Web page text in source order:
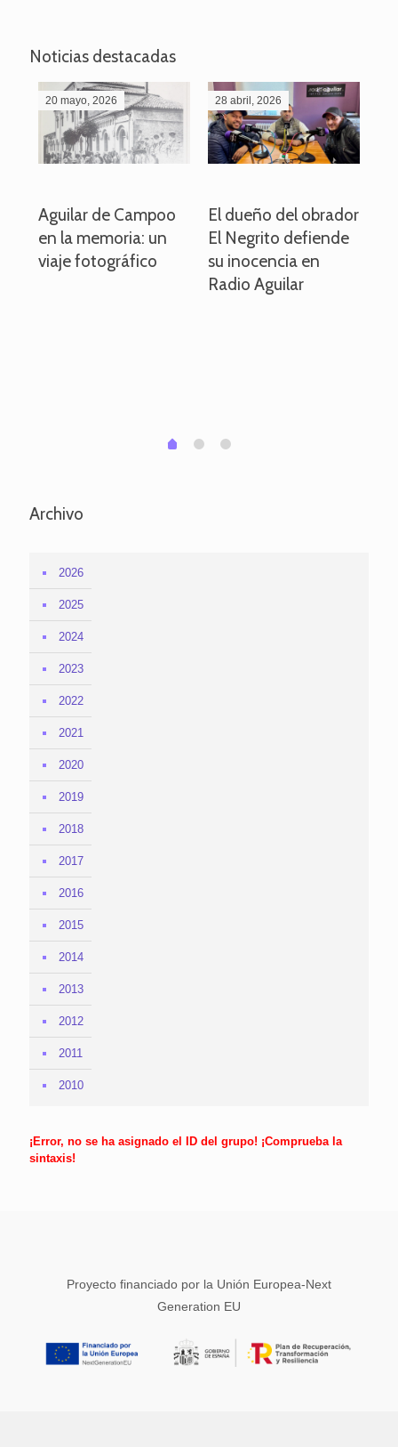
Noticias destacadas
20 mayo, 2026
Aguilar de Campoo
en la memoria: un
viaje fotográfico
28 abril, 2026
El dueño del obrador
El Negrito defiende
su inocencia en
Radio Aguilar
0 1 2
Archivo
2026
2025
2024
2023
2022
2021
2020
2019
2018
2017
2016
2015
2014
2013
2012
2011
2010
¡Error, no se ha asignado el ID del grupo! ¡Comprueba la
sintaxis!
Proyecto financiado por la Unión Europea-Next
Generation EU